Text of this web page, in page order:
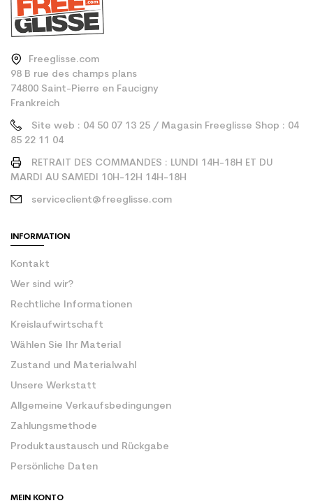
Freeglisse.com
98 B rue des champs plans
74800 Saint-Pierre en Faucigny
Frankreich
Site web : 04 50 07 13 25 / Magasin Freeglisse Shop : 04
85 22 11 04
RETRAIT DES COMMANDES : LUNDI 14H-18H ET DU
MARDI AU SAMEDI 10H-12H 14H-18H
serviceclient@freeglisse.com
INFORMATION
Kontakt
Wer sind wir?
Rechtliche Informationen
Kreislaufwirtschaft
Wählen Sie Ihr Material
Zustand und Materialwahl
Unsere Werkstatt
Allgemeine Verkaufsbedingungen
Zahlungsmethode
Produktaustausch und Rückgabe
Persönliche Daten
MEIN KONTO